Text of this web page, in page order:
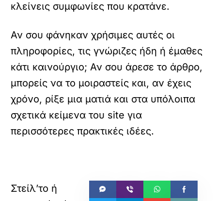
κλείνεις συμφωνίες που κρατάνε.
Αν σου φάνηκαν χρήσιμες αυτές οι
πληροφορίες, τις γνώριζες ήδη ή έμαθες
κάτι καινούργιο; Αν σου άρεσε το άρθρο,
μπορείς να το μοιραστείς και, αν έχεις
χρόνο, ρίξε μια ματιά και στα υπόλοιπα
σχετικά κείμενα του site για
περισσότερες πρακτικές ιδέες.